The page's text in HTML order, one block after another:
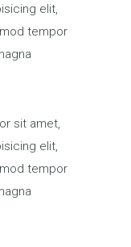
elit,
tempor
sit amet,
elit,
tempor